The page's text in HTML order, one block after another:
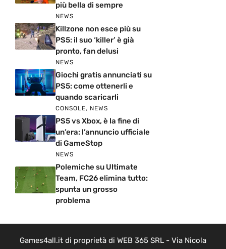
più bella di sempre
NEWS
Killzone non esce più su
PS5: il suo ‘killer’ è già
pronto, fan delusi
NEWS
Giochi gratis annunciati su
PS5: come ottenerli e
quando scaricarli
CONSOLE, NEWS
PS5 vs Xbox, è la fine di
un’era: l’annuncio ufficiale
di GameStop
NEWS
Polemiche su Ultimate
Team, FC26 elimina tutto:
spunta un grosso
problema
Games4all.it di proprietà di WEB 365 SRL - Via Nicola